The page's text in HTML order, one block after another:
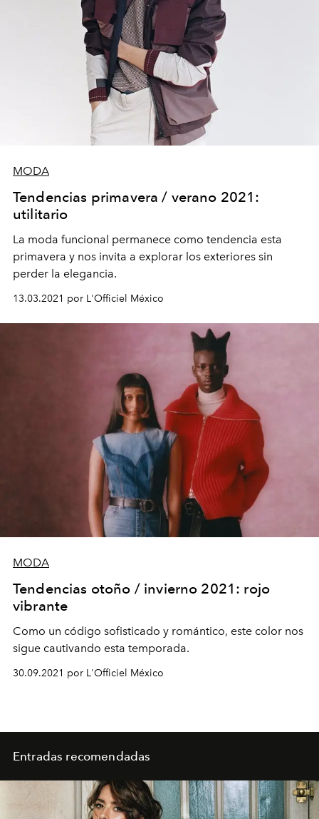
MODA
Tendencias primavera / verano 2021:
utilitario
La moda funcional permanece como tendencia esta
primavera y nos invita a explorar los exteriores sin
perder la elegancia.
13.03.2021 por L'Officiel México
MODA
Tendencias otoño / invierno 2021: rojo
vibrante
Como un código sofisticado y romántico, este color nos
sigue cautivando esta temporada.
30.09.2021 por L'Officiel México
Entradas recomendadas